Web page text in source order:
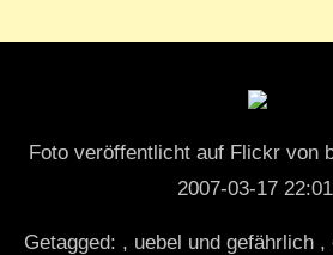
Foto veröffentlicht auf Flickr von
2007-03-17
Getagged: , uebel und gefährlich